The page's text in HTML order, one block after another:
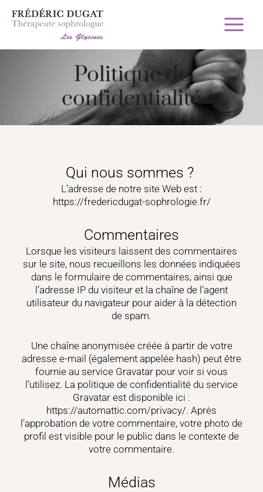
Menu
Politique de
confidentialité
Qui nous sommes ?
L’adresse de notre site Web est :
https://fredericdugat-sophrologie.fr/
Commentaires
Lorsque les visiteurs laissent des commentaires
sur le site, nous recueillons les données indiquées
dans le formulaire de commentaires, ainsi que
l’adresse IP du visiteur et la chaîne de l’agent
utilisateur du navigateur pour aider à la détection
de spam.
Une chaîne anonymisée créée à partir de votre
adresse e-mail (également appelée hash) peut être
fournie au service Gravatar pour voir si vous
l’utilisez. La politique de confidentialité du service
Gravatar est disponible ici :
https://automattic.com/privacy/. Après
l’approbation de votre commentaire, votre photo de
profil est visible pour le public dans le contexte de
votre commentaire.
Médias